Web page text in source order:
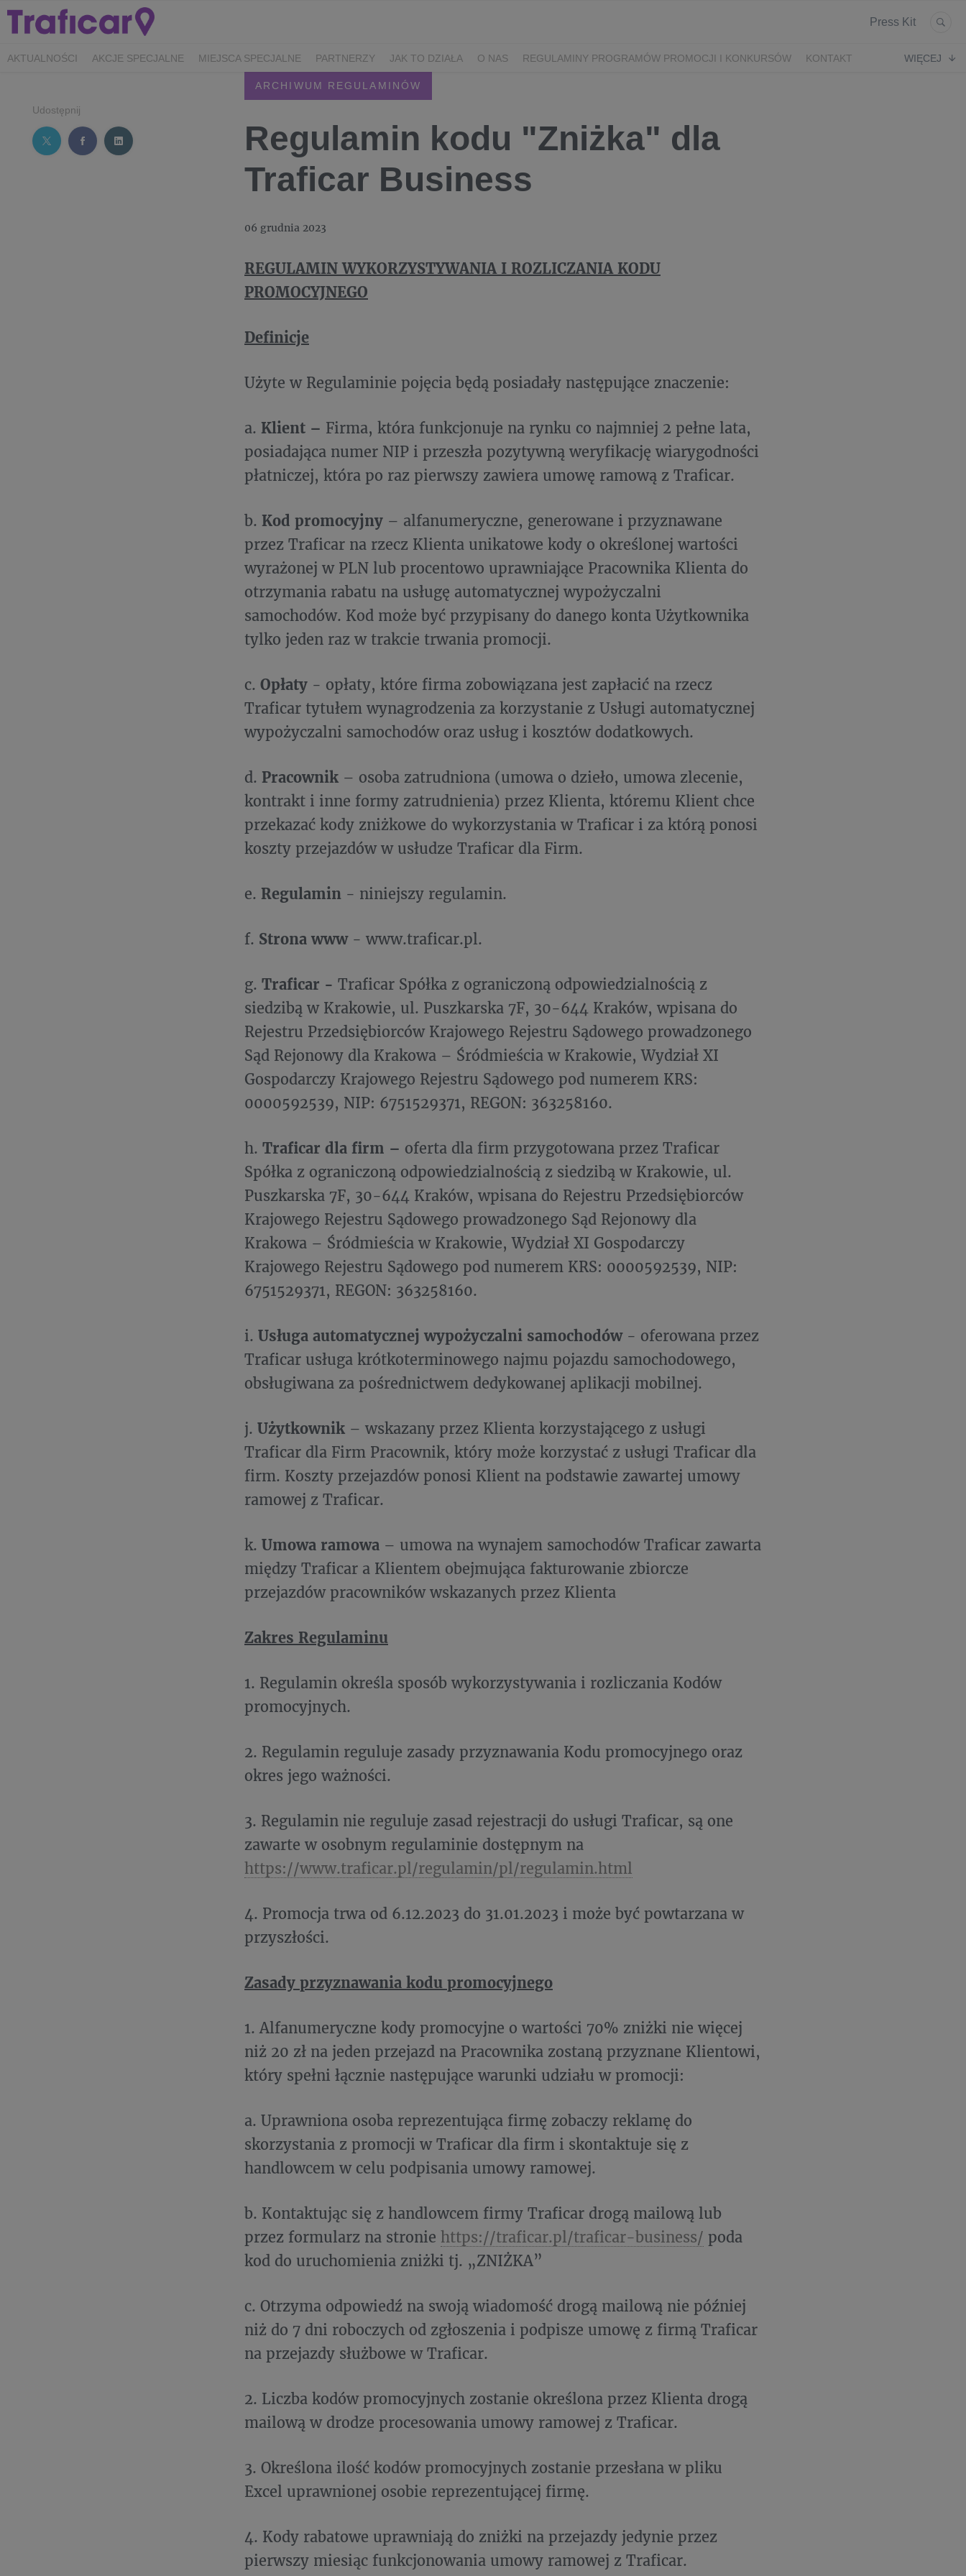
Press Kit
AKTUALNOŚCI AKCJE SPECJALNE MIEJSCA SPECJALNE PARTNERZY JAK TO DZIAŁA O NAS REGULAMINY PROGRAMÓW PROMOCJI I KONKURSÓW
KONTAKT
WIĘCEJ
Udostępnij
ARCHIWUM REGULAMINÓW
Regulamin kodu "Zniżka" dla
Traficar Business
06 grudnia 2023
REGULAMIN WYKORZYSTYWANIA I ROZLICZANIA KODU
PROMOCYJNEGO
Definicje
Użyte w Regulaminie pojęcia będą posiadały następujące znaczenie:
a. Klient – Firma, która funkcjonuje na rynku co najmniej 2 pełne lata,
posiadająca numer NIP i przeszła pozytywną weryfikację wiarygodności
płatniczej, która po raz pierwszy zawiera umowę ramową z Traficar.
b. Kod promocyjny – alfanumeryczne, generowane i przyznawane
przez Traficar na rzecz Klienta unikatowe kody o określonej wartości
wyrażonej w PLN lub procentowo uprawniające Pracownika Klienta do
otrzymania rabatu na usługę automatycznej wypożyczalni
samochodów. Kod może być przypisany do danego konta Użytkownika
tylko jeden raz w trakcie trwania promocji.
c. Opłaty - opłaty, które firma zobowiązana jest zapłacić na rzecz
Traficar tytułem wynagrodzenia za korzystanie z Usługi automatycznej
wypożyczalni samochodów oraz usług i kosztów dodatkowych.
d. Pracownik – osoba zatrudniona (umowa o dzieło, umowa zlecenie,
kontrakt i inne formy zatrudnienia) przez Klienta, któremu Klient chce
przekazać kody zniżkowe do wykorzystania w Traficar i za którą ponosi
koszty przejazdów w usłudze Traficar dla Firm.
e. Regulamin - niniejszy regulamin.
f. Strona www- www.traficar.pl.
g. Traficar - Traficar Spółka z ograniczoną odpowiedzialnością z
siedzibą w Krakowie, ul. Puszkarska 7F, 30-644 Kraków, wpisana do
Rejestru Przedsiębiorców Krajowego Rejestru Sądowego prowadzonego
Sąd Rejonowy dla Krakowa – Śródmieścia w Krakowie, Wydział XI
Gospodarczy Krajowego Rejestru Sądowego pod numerem KRS:
0000592539, NIP: 6751529371, REGON: 363258160.
h. Traficar dla firm – oferta dla firm przygotowana przez Traficar
Spółka z ograniczoną odpowiedzialnością z siedzibą w Krakowie, ul.
Puszkarska 7F, 30-644 Kraków, wpisana do Rejestru Przedsiębiorców
Krajowego Rejestru Sądowego prowadzonego Sąd Rejonowy dla
Krakowa – Śródmieścia w Krakowie, Wydział XI Gospodarczy
Krajowego Rejestru Sądowego pod numerem KRS: 0000592539, NIP:
6751529371, REGON: 363258160.
i. Usługa automatycznej wypożyczalni samochodów- oferowana przez
Traficar usługa krótkoterminowego najmu pojazdu samochodowego,
obsługiwana za pośrednictwem dedykowanej aplikacji mobilnej.
j. Użytkownik – wskazany przez Klienta korzystającego z usługi
Traficar dla Firm Pracownik, który może korzystać z usługi Traficar dla
firm. Koszty przejazdów ponosi Klient na podstawie zawartej umowy
ramowej z Traficar.
k. Umowa ramowa – umowa na wynajem samochodów Traficar zawarta
między Traficar a Klientem obejmująca fakturowanie zbiorcze
przejazdów pracowników wskazanych przez Klienta
Zakres Regulaminu
1. Regulamin określa sposób wykorzystywania i rozliczania Kodów
promocyjnych.
2. Regulamin reguluje zasady przyznawania Kodu promocyjnego oraz
okres jego ważności.
3. Regulamin nie reguluje zasad rejestracji do usługi Traficar, są one
zawarte w osobnym regulaminie dostępnym na
https://www.traficar.pl/regulamin/pl/regulamin.html
4. Promocja trwa od 6.12.2023 do 31.01.2023 i może być powtarzana w
przyszłości.
Zasady przyznawania kodu promocyjnego
1. Alfanumeryczne kody promocyjne o wartości 70% zniżki nie więcej
niż 20 zł na jeden przejazd na Pracownika zostaną przyznane Klientowi,
który spełni łącznie następujące warunki udziału w promocji:
a. Uprawniona osoba reprezentująca firmę zobaczy reklamę do
skorzystania z promocji w Traficar dla firm i skontaktuje się z
handlowcem w celu podpisania umowy ramowej.
b. Kontaktując się z handlowcem firmy Traficar drogą mailową lub
przez formularz na stronie https://traficar.pl/traficar-business/ poda
kod do uruchomienia zniżki tj. „ZNIŻKA”
c. Otrzyma odpowiedź na swoją wiadomość drogą mailową nie później
niż do 7 dni roboczych od zgłoszenia i podpisze umowę z firmą Traficar
na przejazdy służbowe w Traficar.
2. Liczba kodów promocyjnych zostanie określona przez Klienta drogą
mailową w drodze procesowania umowy ramowej z Traficar.
3. Określona ilość kodów promocyjnych zostanie przesłana w pliku
Excel uprawnionej osobie reprezentującej firmę.
4. Kody rabatowe uprawniają do zniżki na przejazdy jedynie przez
pierwszy miesiąc funkcjonowania umowy ramowej z Traficar.